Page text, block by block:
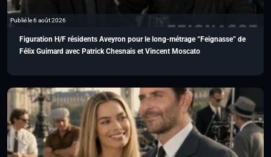
Publié le 6 août 2026
Figuration H/F résidents Aveyron pour le long-métrage “Feignasse” de
Félix Guimard avec Patrick Chesnais et Vincent Moscato